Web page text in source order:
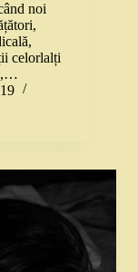
noi
celorlalți